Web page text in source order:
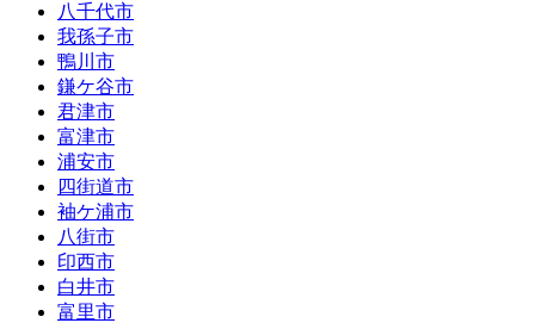
八千代市
我孫子市
鴨川市
鎌ケ谷市
君津市
富津市
浦安市
四街道市
袖ケ浦市
八街市
印西市
白井市
富里市